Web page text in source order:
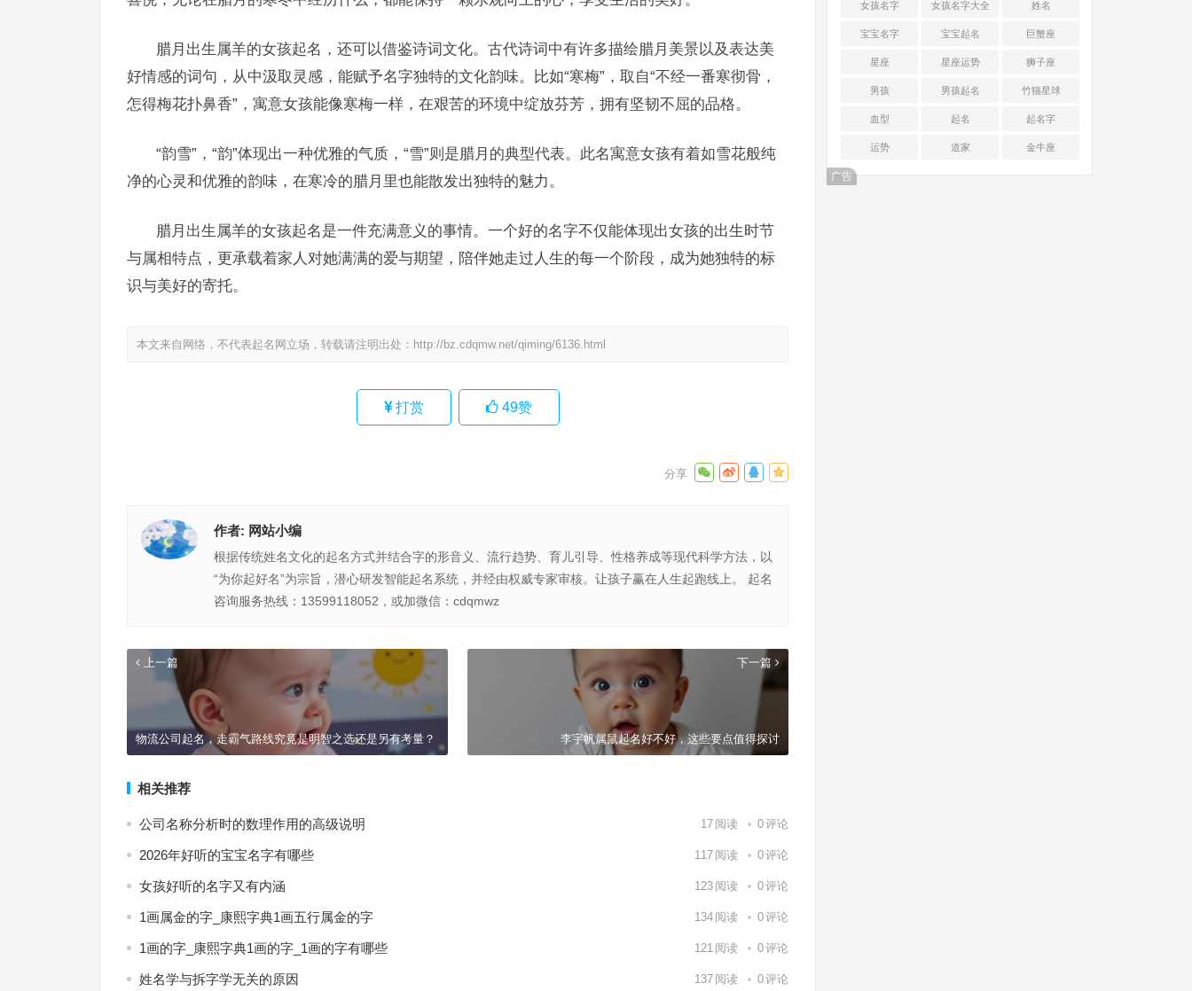
腊月出生属羊的女孩起名，还可以借鉴诗词文化。古代诗词中有许多描绘腊月美景以及表达美
好情感的词句，从中汲取灵感，能赋予名字独特的文化韵味。比如“寒梅”，取自“不经一番寒彻骨，
怎得梅花扑鼻香”，寓意女孩能像寒梅一样，在艰苦的环境中绽放芬芳，拥有坚韧不屈的品格。
“韵雪”，“韵”体现出一种优雅的气质，“雪”则是腊月的典型代表。此名寓意女孩有着如雪花般纯
净的心灵和优雅的韵味，在寒冷的腊月里也能散发出独特的魅力。
腊月出生属羊的女孩起名是一件充满意义的事情。一个好的名字不仅能体现出女孩的出生时节
与属相特点，更承载着家人对她满满的爱与期望，陪伴她走过人生的每一个阶段，成为她独特的标
识与美好的寄托。
本文来自网络，不代表起名网立场，转载请注明出处： http://bz.cdqmw.net/qiming/6136.html
打赏 49赞
作者: 网站小编
根据传统姓名文化的起名方式并结合字的形音义、流行趋势、育儿引导、性格养成等现代科学方法，以
“为你起好名”为宗旨，潜心研发智能起名系统，并经由权威专家审核。让孩子赢在人生起跑线上。 起名
咨询服务热线：13599118052，或加微信：cdqmwz
上一篇
物流公司起名，走霸气路线究竟是明智之选还是另有考量？
下一篇
李宇帆属鼠起名好不好，这些要点值得探讨
相关推荐
公司名称分析时的数理作用的高级说明 17 阅读 0评论
2026年好听的宝宝名字有哪些 117 阅读 0评论
女孩好听的名字又有内涵 123 阅读 0评论
1画属金的字_康熙字典1画五行属金的字 134 阅读 0评论
1画的字_康熙字典1画的字_1画的字有哪些 121 阅读 0评论
姓名学与拆字学无关的原因 137 阅读 0评论
女孩名字 女孩名字大全 姓名
宝宝名字 宝宝起名 巨蟹座
星座 星座运势 狮子座
男孩 男孩起名 竹猫星球
血型 起名 起名字
运势 道家 金牛座
广告